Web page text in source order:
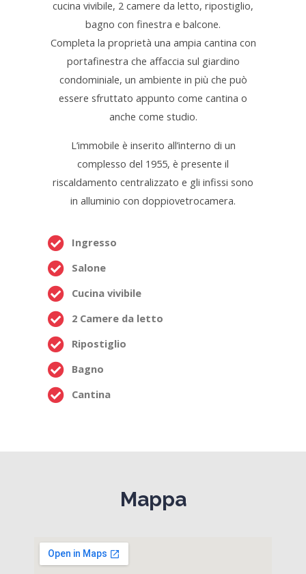
cucina vivibile, 2 camere da letto, ripostiglio,
bagno con finestra e balcone.
Completa la proprietà una ampia cantina con
portafinestra che affaccia sul giardino
condominiale, un ambiente in più che può
essere sfruttato appunto come cantina o
anche come studio.
L’immobile è inserito all’interno di un
complesso del 1955, è presente il
riscaldamento centralizzato e gli infissi sono
in alluminio con doppiovetrocamera.
Ingresso
Salone
Cucina vivibile
2 Camere da letto
Ripostiglio
Bagno
Cantina
Mappa